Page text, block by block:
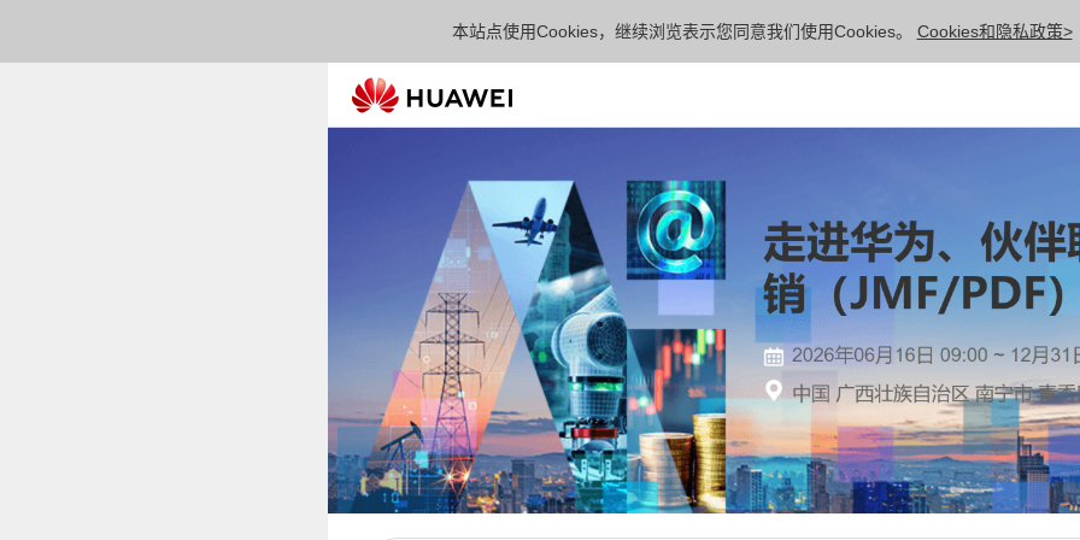
本站点使用Cookies，继续浏览表示您同意我们使用Cookies。 Cookies和隐私政策>